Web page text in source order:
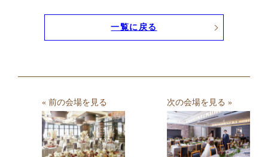
一覧に戻る
« 前の会場を見る 次の会場を見る »